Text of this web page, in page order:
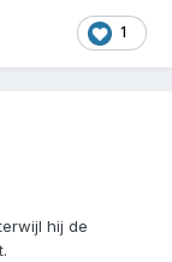
1
hij de